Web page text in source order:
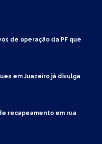
de operação da PF que
em Juazeiro já divulga
recapeamento em rua